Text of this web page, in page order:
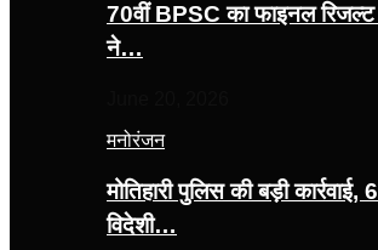
70वीं BPSC का फाइनल रिजल्ट
ने…
मनोरंजन
मोतिहारी पुलिस की बड़ी
विदेशी…